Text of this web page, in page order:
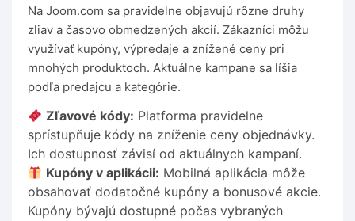
Na Joom.com sa pravidelne objavujú rôzne druhy
zliav a časovo obmedzených akcií. Zákazníci môžu
využívať kupóny, výpredaje a znížené ceny pri
mnohých produktoch. Aktuálne kampane sa líšia
podľa predajcu a kategórie.
Zľavové kódy: Platforma pravidelne
sprístupňuje kódy na zníženie ceny objednávky.
Ich dostupnosť závisí od aktuálnych kampaní.
Kupóny v aplikácii: Mobilná aplikácia môže
obsahovať dodatočné kupóny a bonusové akcie.
Kupóny bývajú dostupné počas vybraných